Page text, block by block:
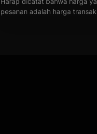
pesanan adalah harga